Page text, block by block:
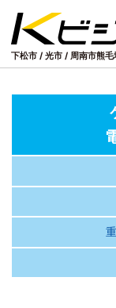
下松市 / 光市 / 周南市熊毛